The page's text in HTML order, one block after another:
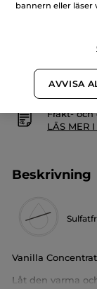
100%
Frakt-
LÄS MER
Beskrivning
Vanilla
Låt den varma
bannern eller läser
AVVISA